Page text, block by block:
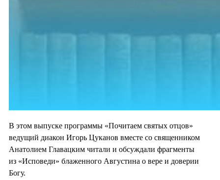
В этом выпуске программы «Почитаем святых отцов»
ведущий диакон Игорь Цуканов вместе со священником
Анатолием Главацким читали и обсуждали фрагменты
из «Исповеди» блаженного Августина о вере и доверии
Богу.